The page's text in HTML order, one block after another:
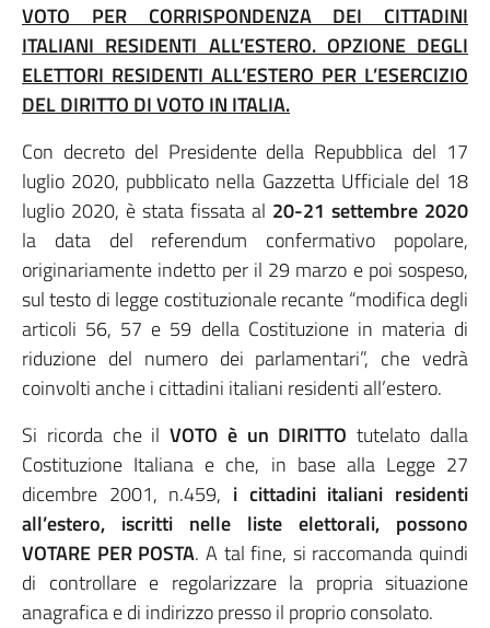
VOTO PER CORRISPONDENZA DEI CITTADINI
ITALIANI RESIDENTI ALL’ESTERO. OPZIONE DEGLI
ELETTORI RESIDENTI ALL’ESTERO PER L’ESERCIZIO
DEL DIRITTO DI VOTO IN ITALIA.
Con decreto del Presidente della Repubblica del 17
luglio 2020, pubblicato nella Gazzetta Ufficiale del 18
luglio 2020, è stata fissata al 20-21 settembre 2020
la data del referendum confermativo popolare,
originariamente indetto per il 29 marzo e poi sospeso,
sul testo di legge costituzionale recante “modifica degli
articoli 56, 57 e 59 della Costituzione in materia di
riduzione del numero dei parlamentari”, che vedrà
coinvolti anche i cittadini italiani residenti all’estero.
Si ricorda che ilVOTO è un DIRITTO tutelato dalla
Costituzione Italiana e che, in base alla Legge 27
dicembre 2001, n.459, i cittadini italiani residenti
all’estero, iscritti nelle liste elettorali, possono
VOTARE PER POSTA. A tal fine, si raccomanda quindi
di controllare e regolarizzare la propria situazione
anagrafica e di indirizzo presso il proprio consolato.